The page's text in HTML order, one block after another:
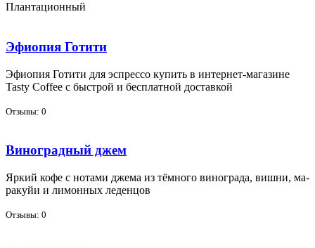
Плантационный
Эфиопия Готити
Эфи­о­пия Го­ти­ти для эс­прес­со ку­пить в ин­тернет-ма­га­зине
Tasty Coffee с быст­рой и бес­плат­ной до­став­кой
Отзывы: 0
Виноградный джем
Яр­кий ко­фе с но­та­ми дже­ма из тём­но­го ви­но­гра­да, виш­ни, ма­
ра­куйи и ли­мон­ных ле­ден­цов
Отзывы: 0